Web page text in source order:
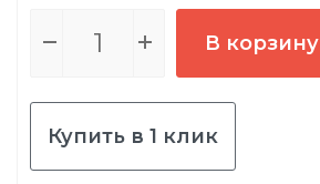
В корзину
Купить в 1 клик